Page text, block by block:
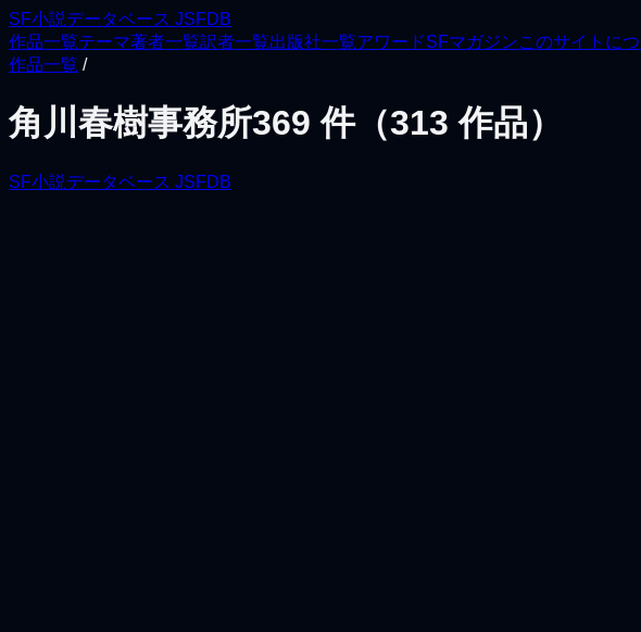
SF小説データベース JSFDB
作品一覧テーマ著者一覧訳者一覧出版社一覧アワードSFマガジンこのサイトに
作品一覧 /
角川春樹事務所369 件（313 作品）
SF小説データベース JSFDB